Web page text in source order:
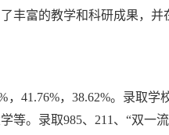
丰富的教学和科研成果，
，41.76%，38.62%。录取
。录取985、211、“双一